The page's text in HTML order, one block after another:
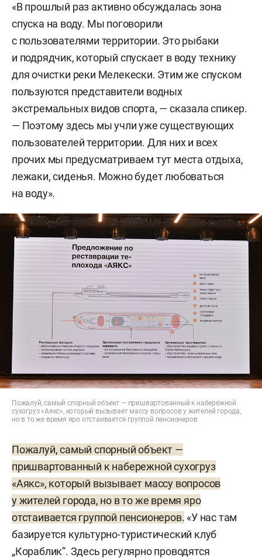
«В прошлый раз активно обсуждалась зона
спуска на воду. Мы поговорили
с пользователями территории. Это рыбаки
и подрядчик, который спускает в воду технику
для очистки реки Мелекески. Этим же спуском
пользуются представители водных
экстремальных видов спорта, — сказала спикер.
— Поэтому здесь мы учли уже существующих
пользователей территории. Для них и всех
прочих мы предусматриваем тут места отдыха,
лежаки, сиденья. Можно будет любоваться
на воду».
Пожалуй, самый спорный объект — пришвартованный к набережной
сухогруз «Аякс», который вызывает массу вопросов у жителей города,
но в то же время яро отстаивается группой пенсионеров
Пожалуй, самый спорный объект —
пришвартованный к набережной сухогруз
«Аякс», который вызывает массу вопросов
у жителей города, но в то же время яро
отстаивается группой пенсионеров. «У нас там
базируется культурно-туристический клуб
„Кораблик“. Здесь регулярно проводятся